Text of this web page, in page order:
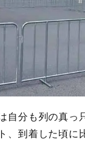
自分も列の真っ
、到着した頃に